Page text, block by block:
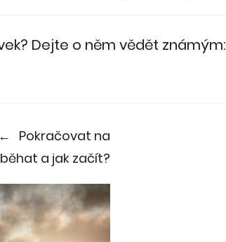
Dejte o něm vědět známým:
← Pokračovat na
a jak začít?